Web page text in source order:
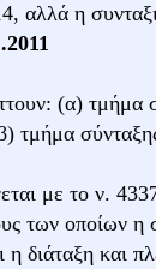
αλλά η
(α) τμήμα
τμήμα
με το ν.
των οποίων η
διάταξη και